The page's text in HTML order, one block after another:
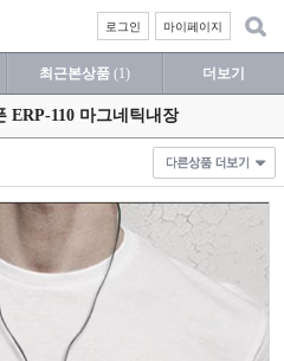
마이페이지
로그인
최근본상품 (1) 더보기
ERP-110 마그네틱내장